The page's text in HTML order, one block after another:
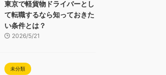
東京で軽貨物ドライバーとし
て転職するなら知っておきた
い条件とは？
2026/5/21
未分類